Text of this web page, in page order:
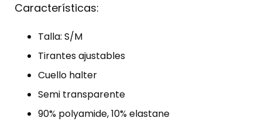
Características:
Talla: S/M
Tirantes ajustables
Cuello halter
Semi transparente
90% polyamide, 10% elastane